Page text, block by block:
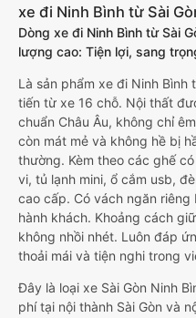
xe đi Ninh Bình từ Sài
Dòng xe đi Ninh Bình từ Sài
lượng cao: Tiện lợi, sang
Là sản phẩm xe đi Ninh Bình
tiến từ xe 16 chỗ. Nội thất
chuẩn Châu Âu, không chỉ
còn mát mẻ và không hề bị
thường. Kèm theo các ghế
vi, tủ lạnh mini, ổ cắm usb,
cao cấp. Có vách ngăn
hành khách. Khoảng cách
không nhồi nhét. Luôn đáp
thoải mái và tiện nghi trong
Đây là loại xe Sài Gòn Ninh
phí tại nội thành Sài Gòn và